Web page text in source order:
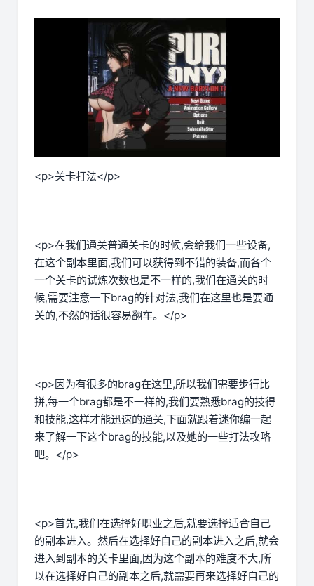
<p>关卡打法</p>
<p>在我们通关普通关卡的时候,会给我们一些设备,
在这个副本里面,我们可以获得到不错的装备,而各个
一个关卡的试炼次数也是不一样的,我们在通关的时
候,需要注意一下brag的针对法,我们在这里也是要通
关的,不然的话很容易翻车。</p>
<p>因为有很多的brag在这里,所以我们需要步行比
拼,每一个brag都是不一样的,我们要熟悉brag的技得
和技能,这样才能迅速的通关,下面就跟着迷你编一起
来了解一下这个brag的技能,以及她的一些打法攻略
吧。</p>
<p>首先,我们在选择好职业之后,就要选择适合自己
的副本进入。然后在选择好自己的副本进入之后,就会
进入到副本的关卡里面,因为这个副本的难度不大,所
以在选择好自己的副本之后,就需要再来选择好自己的